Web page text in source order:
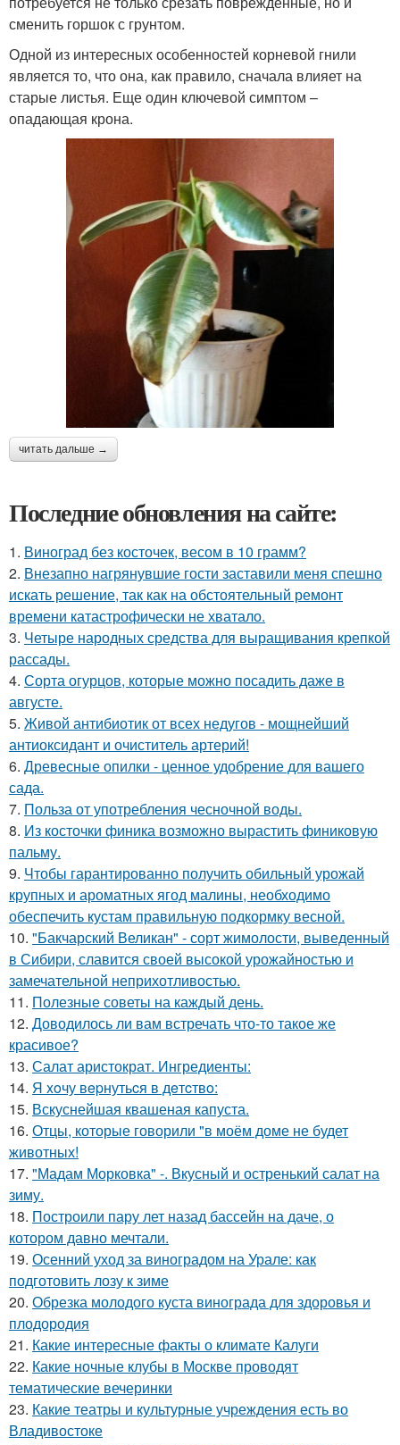
сменить горшок с грунтом.
Одной из интересных особенностей корневой гнили
является то, что она, как правило, сначала влияет на
старые листья. Еще один ключевой симптом –
опадающая крона.
читать дальше →
Последние обновления на сайте:
1. Виноград без косточек, весом в 10 грамм?
2. Внезапно нагрянувшие гости заставили меня спешно
искать решение, так как на обстоятельный ремонт
времени катастрофически не хватало.
3. Четыре народных средства для выращивания крепкой
рассады.
4. Сорта огурцов, которые можно посадить даже в
августе.
5. Живой антибиотик от всех недугов - мощнейший
антиоксидант и очиститель артерий!
6. Древесные опилки - ценное удобрение для вашего
сада.
7. Польза от употребления чесночной воды.
8. Из косточки финика возможно вырастить финиковую
пальму.
9. Чтобы гарантированно получить обильный урожай
крупных и ароматных ягод малины, необходимо
обеспечить кустам правильную подкормку весной.
10. "Бакчарский Великан" - сорт жимолости, выведенный
в Сибири, славится своей высокой урожайностью и
замечательной неприхотливостью.
11. Полезные советы на каждый день.
12. Доводилось ли вам встречать что-то такое же
красивое?
13. Салат аристократ. Ингредиенты:
14. Я xoчу вepнутьcя в дeтcтвo:
15. Вскуснейшая квашеная капуста.
16. Отцы, которые говорили "в моём доме не будет
животных!
17. "Мадам Морковка" -. Вкусный и остренький салат на
зиму.
18. Построили пару лет назад бассейн на даче, о
котором давно мечтали.
19. Осенний уход за виноградом на Урале: как
подготовить лозу к зиме
20. Обрезка молодого куста винограда для здоровья и
плодородия
21. Какие интересные факты о климате Калуги
22. Какие ночные клубы в Москве проводят
тематические вечеринки
23. Какие театры и культурные учреждения есть во
Владивостоке